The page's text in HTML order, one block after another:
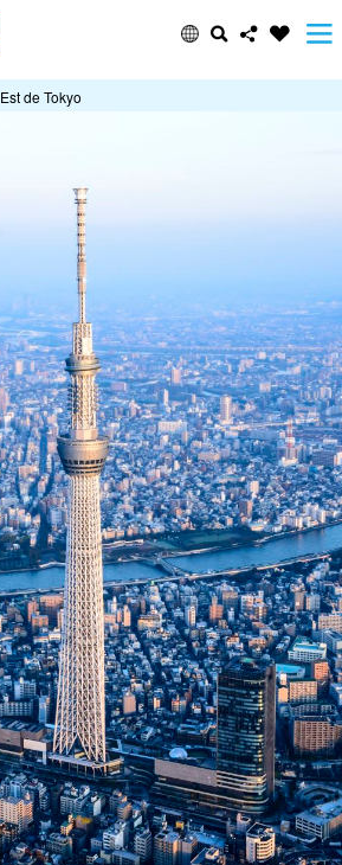
Est de Tokyo